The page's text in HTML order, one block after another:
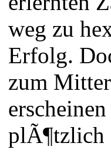
weg zu
Erfolg.
zum
plÃ¶tzlich